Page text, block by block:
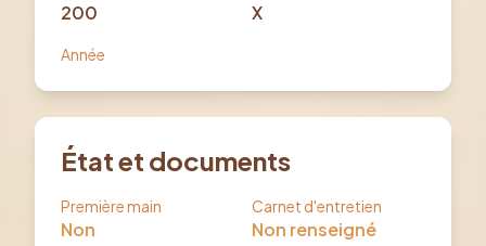
200 X
Année
État et documents
Première main
Non
Carnet d'entretien
Non renseigné